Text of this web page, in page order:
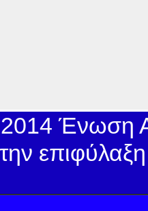
Ένωση